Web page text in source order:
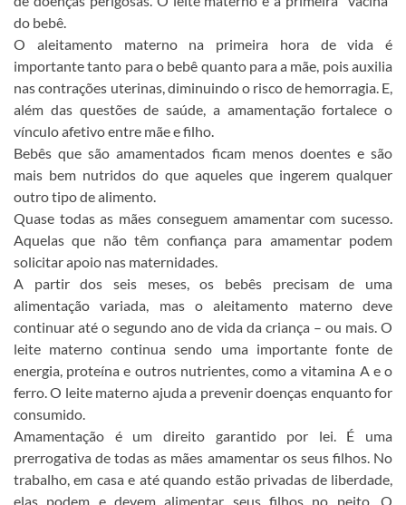
do bebê.
O aleitamento materno na primeira hora de vida é
importante tanto para o bebê quanto para a mãe, pois auxilia
nas contrações uterinas, diminuindo o risco de hemorragia. E,
além das questões de saúde, a amamentação fortalece o
vínculo afetivo entre mãe e filho.
Bebês que são amamentados ficam menos doentes e são
mais bem nutridos do que aqueles que ingerem qualquer
outro tipo de alimento.
Quase todas as mães conseguem amamentar com sucesso.
Aquelas que não têm confiança para amamentar podem
solicitar apoio nas maternidades.
A partir dos seis meses, os bebês precisam de uma
alimentação variada, mas o aleitamento materno deve
continuar até o segundo ano de vida da criança – ou mais. O
leite materno continua sendo uma importante fonte de
energia, proteína e outros nutrientes, como a vitamina A e o
ferro. O leite materno ajuda a prevenir doenças enquanto for
consumido.
Amamentação é um direito garantido por lei. É uma
prerrogativa de todas as mães amamentar os seus filhos. No
trabalho, em casa e até quando estão privadas de liberdade,
elas podem e devem alimentar seus filhos no peito. O